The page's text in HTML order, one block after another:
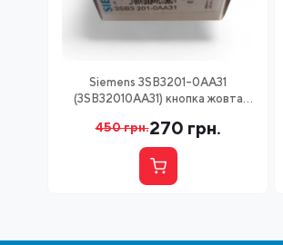
Siemens 3SB3201-0AA31
(3SB32010AA31) кнопка жовта
450грн.270 грн.